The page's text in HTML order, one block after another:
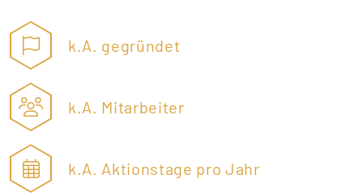
k.A. gegründet
k.A. Mitarbeiter
k.A. Aktionstage pro Jahr